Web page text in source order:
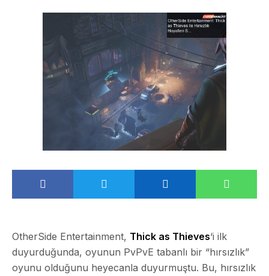
OtherSide Entertainment, Thick as Thieves‘i ilk
duyurduğunda, oyunun PvPvE tabanlı bir “hırsızlık”
oyunu olduğunu heyecanla duyurmuştu. Bu, hırsızlık